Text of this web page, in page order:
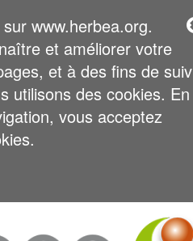
www.herbea.org.
et améliorer votre
et à des fins de
utilisons des cookies. En
vous acceptez